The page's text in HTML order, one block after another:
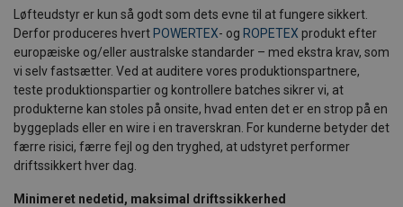
Løfteudstyr er kun så godt som dets evne til at fungere sikkert.
Derfor produceres hvert POWERTEX- og ROPETEX produkt efter
europæiske og/eller australske standarder – med ekstra krav, som
vi selv fastsætter. Ved at auditere vores produktionspartnere,
teste produktionspartier og kontrollere batches sikrer vi, at
produkterne kan stoles på onsite, hvad enten det er en strop på en
byggeplads eller en wire i en traverskran. For kunderne betyder det
færre risici, færre fejl og den tryghed, at udstyret performer
driftssikkert hver dag.
Minimeret nedetid, maksimal driftssikkerhed